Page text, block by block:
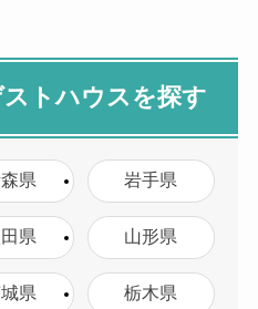
トハウスを探す
県 岩手県
県 山形県
県 栃木県